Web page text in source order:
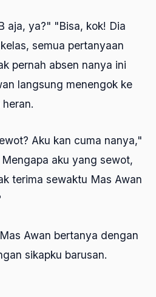
aja, ya?" "Bisa, kok! Dia
semua pertanyaan
pernah absen nanya ini
langsung menengok ke
Aku kan cuma nanya,"
aku yang sewot,
terima sewaktu Mas Awan
Awan bertanya dengan
sikapku barusan.